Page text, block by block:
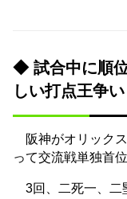
◆ 試合中に順
しい打点王争い
阪神がオリック
って交流戦単独首
3回、二死一、二